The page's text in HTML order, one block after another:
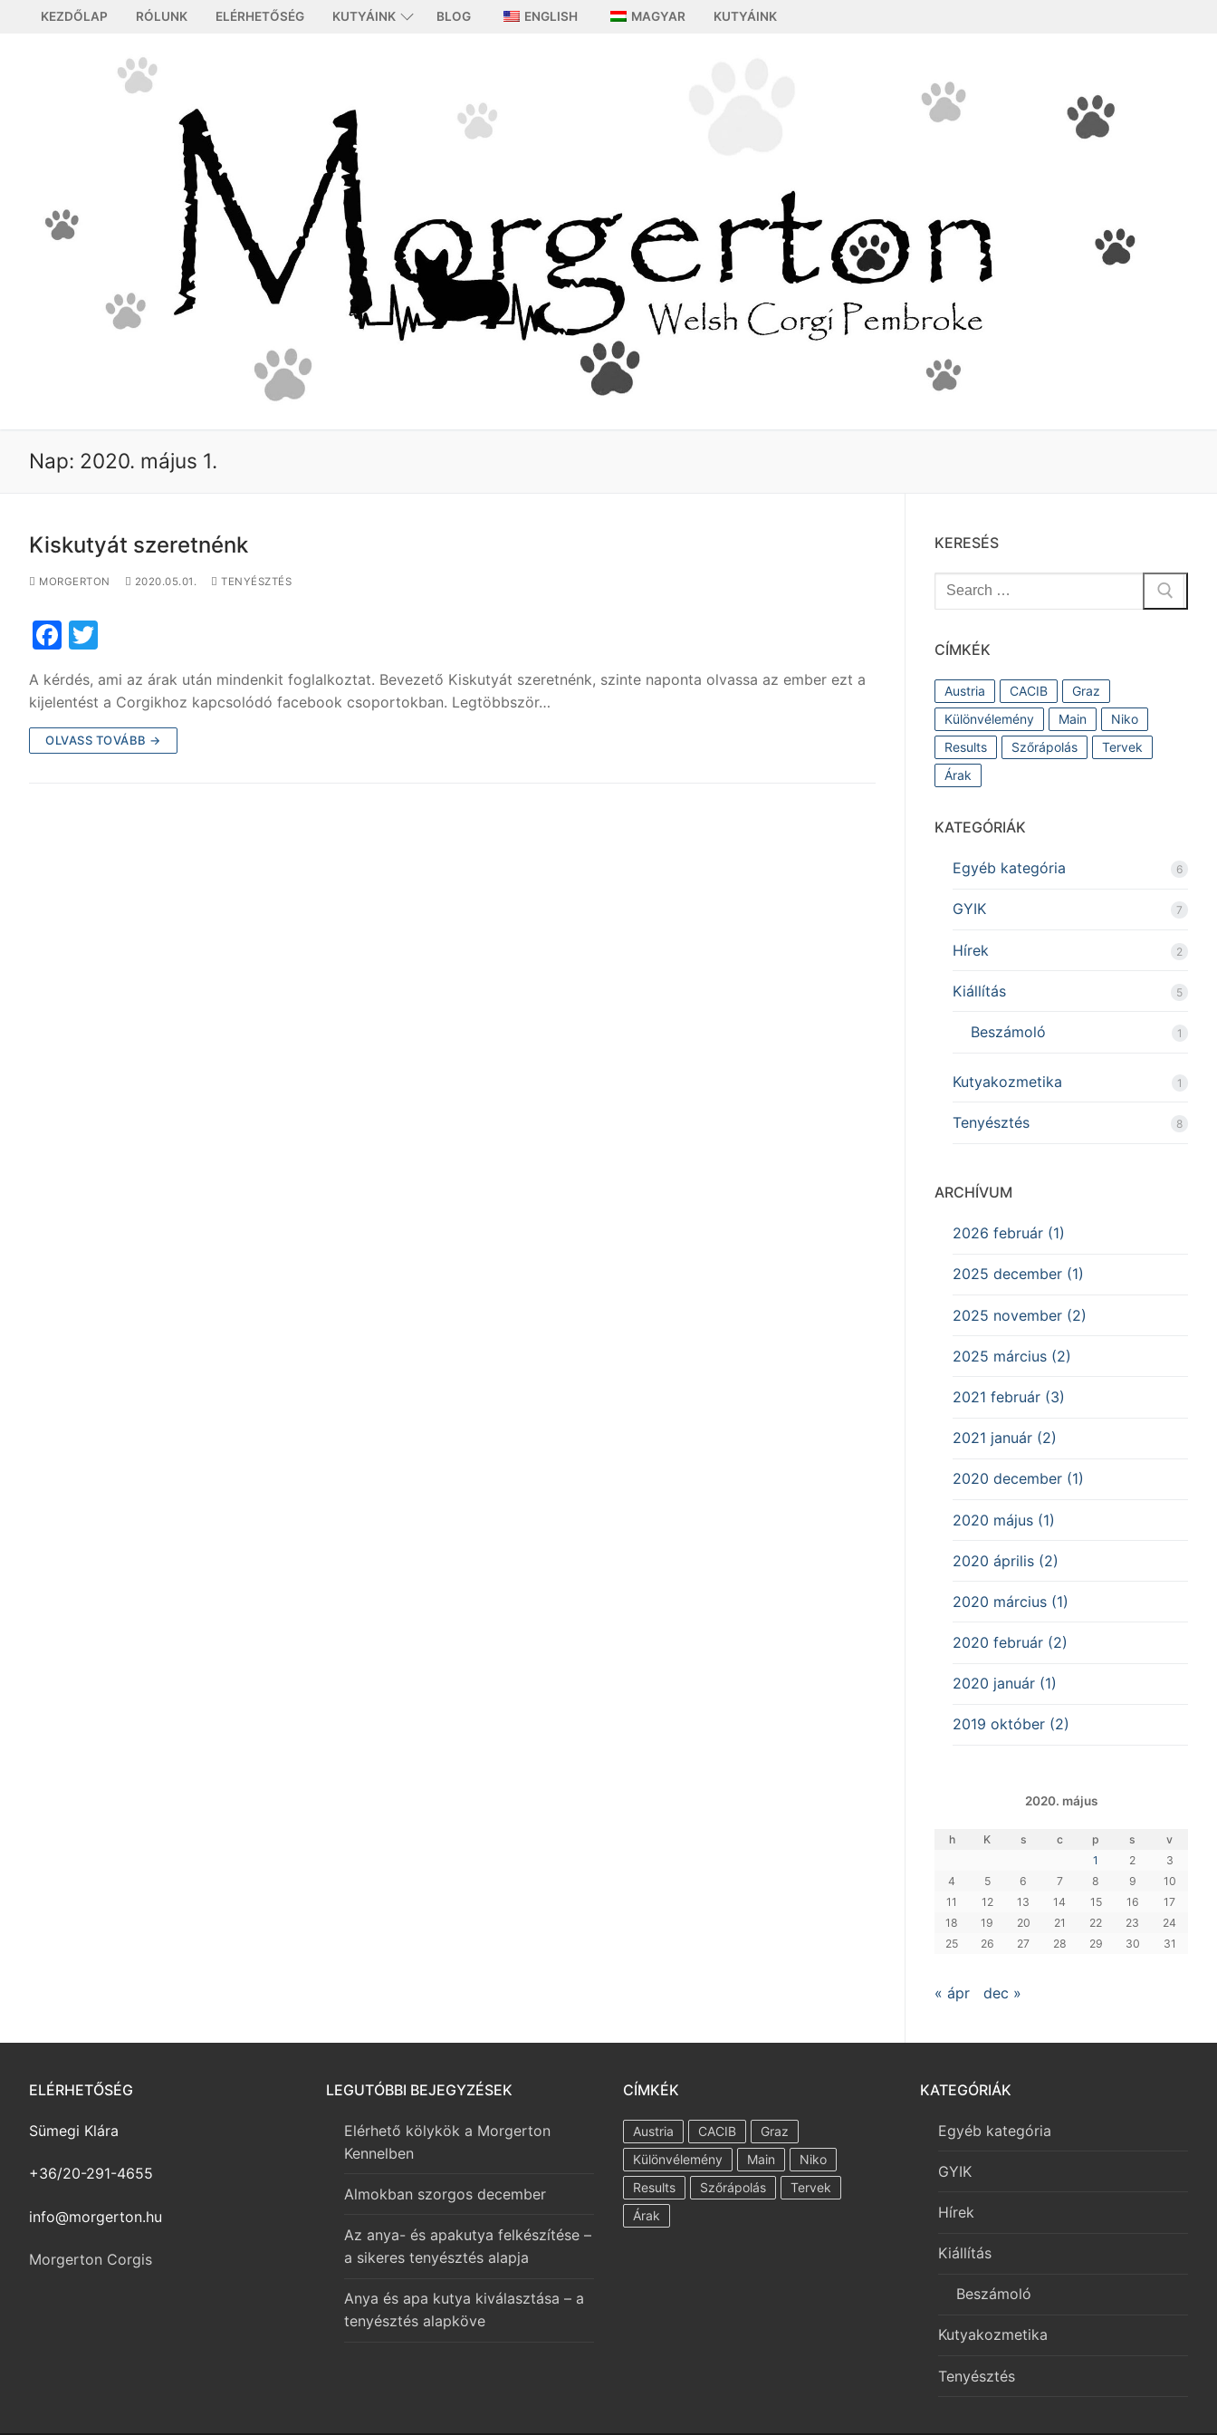
KEZDŐLAP RÓLUNK ELÉRHETŐSÉG KUTYÁINK BLOG ENGLISH MAGYAR KUTYÁINK
Nap: 2020. május 1.
Kiskutyát szeretnénk
MORGERTON 2020.05.01. TENYÉSZTÉS
F
c
e
b
itt
er
A kérdés, ami az árak után mindenkit foglalkoztat. Bevezető Kiskutyát szeretnénk, szinte naponta olvassa az ember ezt a
kijelentést a Corgikhoz kapcsolódó facebook csoportokban. Legtöbbször…
OLVASS TOVÁBB →
KERESÉS
Keresése:
CÍMKÉK
Austria CACIB
Graz
Különvélemény
Main
Niko
Results
Szőrápolás
Tervek
Árak
KATEGÓRIÁK
Egyéb kategória 6
GYIK 7
Hírek 2
Kiállítás 5
Beszámoló 1
Kutyakozmetika 1
Tenyésztés 8
ARCHÍVUM
2026 február (1)
2025 december (1)
2025 november (2)
2025 március (2)
2021 február (3)
2021 január (2)
2020 december (1)
2020 május (1)
2020 április (2)
2020 március (1)
2020 február (2)
2020 január (1)
2019 október (2)
2020. május
h K s c p s
v
1
2
3
4
5 6 7 8 9
10
11
12 13 14 15 16
17
18
19 20 21 22 23
24
25
26 27 28 29 30 31
« ápr dec »
ELÉRHETŐSÉG
Sümegi Klára
+36/20-291-4655
info@morgerton.hu
Morgerton Corgis
LEGUTÓBBI BEJEGYZÉSEK
Elérhető kölykök a Morgerton
Kennelben
Almokban szorgos december
Az anya- és apakutya felkészítése –
a sikeres tenyésztés alapja
Anya és apa kutya kiválasztása – a
tenyésztés alapköve
CÍMKÉK
Austria CACIB
Graz
Különvélemény
Main
Niko
Results
Szőrápolás
Tervek
Árak
KATEGÓRIÁK
Egyéb kategória
GYIK
Hírek
Kiállítás
Beszámoló
Kutyakozmetika
Tenyésztés